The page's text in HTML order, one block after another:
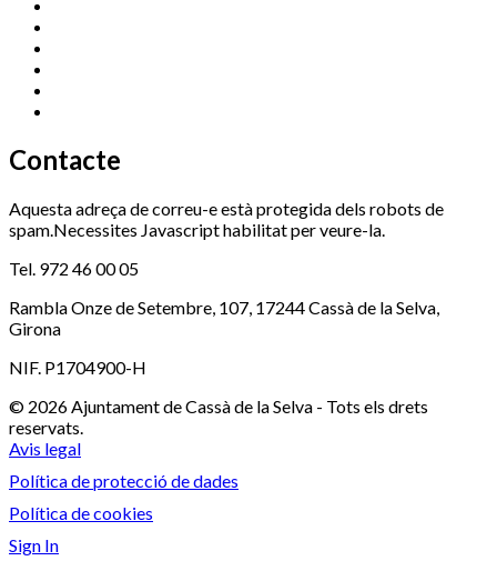
Contacte
Aquesta adreça de correu-e està protegida dels robots de
spam.Necessites Javascript habilitat per veure-la.
Tel. 972 46 00 05
Rambla Onze de Setembre, 107, 17244 Cassà de la Selva,
Girona
NIF. P1704900-H
© 2026 Ajuntament de Cassà de la Selva - Tots els drets
reservats.
Avis legal
Política de protecció de dades
Política de cookies
Sign In